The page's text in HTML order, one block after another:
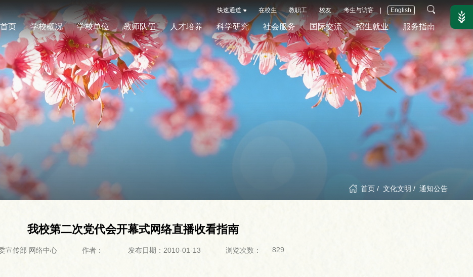
快速通道 在校生 教职工 校友 考生与访客 English
首页 学校概况 学校单位 教师队伍 人才培养 科学研究 社会服务 国际交流 招生就业 服务指南
首页 / 文化文明 / 通知公告
我校第二次党代会开幕式网络直播收看指南
宣传部 网络中心 作者： 发布日期：2010-01-13 浏览次数： 829